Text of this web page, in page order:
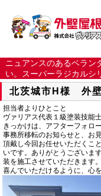
ニュアンスのあるベラン
い。スーパーラジカルシ
北茨城市H様 外
担当者よりひとこと
ヴァリアス代表１級塗装技能
きっかけは、アフターフォロ
事務所移転のお知らせと、お
頂戴し今回お任せいただくこ
いです。ありがとうございま
装を施工させていただきます。
喜んでいただけるように、心